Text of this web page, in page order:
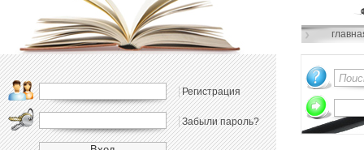
Регистрация
Забыли пароль?